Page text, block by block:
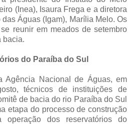
(Inea), Isaura Frega e a diretora
Águas (Igam), Marília Melo. Os
reunir em meados de setembro
bacia.
do Paraíba do Sul
Agência Nacional de Águas, em
técnicos de instituições de
de bacia do rio Paraíba do Sul
etapa do processo de construção
operação dos reservatórios do